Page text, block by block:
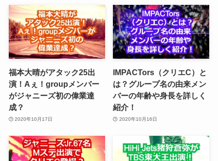
福本大晴がアタック25出
演！Aぇ！groupメンバー
がジャニーズ初の偉業達
成？
2020年10月17日
IMPACTors（クリエC）と
は？グループ名の由来メン
バーの年齢や身長を詳しく
紹介！
2020年10月16日